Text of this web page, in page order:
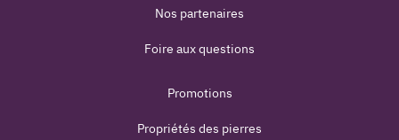
Nos partenaires
Foire aux questions
Promotions
Propriétés des pierres